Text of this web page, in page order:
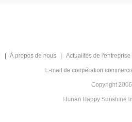
À propos de nous Actualités de l'entreprise
E-mail de coopération
Copyright
Hunan Happy Sunshine